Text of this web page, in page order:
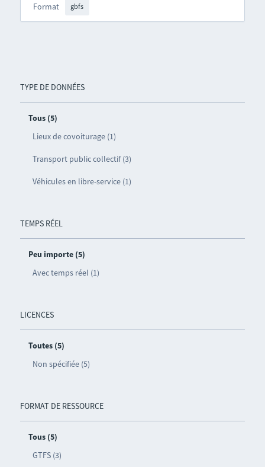
TYPE DE DONNÉES
Tous (5)
Lieux de covoiturage (1)
Transport public collectif (3)
Véhicules en libre-service (1)
TEMPS RÉEL
Peu importe (5)
Avec temps réel (1)
LICENCES
Toutes (5)
Non spécifiée (5)
FORMAT DE RESSOURCE
Tous (5)
GTFS (3)
Format gbfs